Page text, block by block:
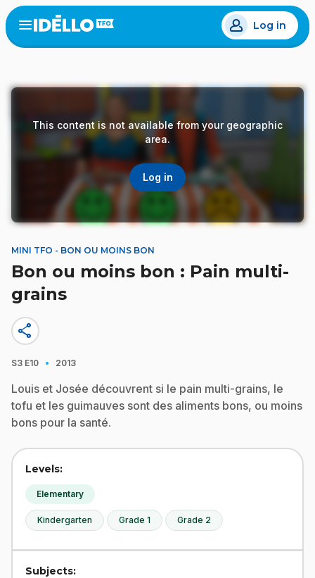
Skip
to
main
Open
menu
Log in
This content is not available from your geographic
area.
Log in
MINI TFO - BON OU MOINS BON
Bon ou moins bon : Pain multi-
grains
share
S3 E10 · 2013
Louis et Josée découvrent si le pain multi-grains, le
tofu et les guimauves sont des aliments bons, ou moins
bons pour la santé.
Levels:
Elementary
Kindergarten Grade 1 Grade 2
Subjects: